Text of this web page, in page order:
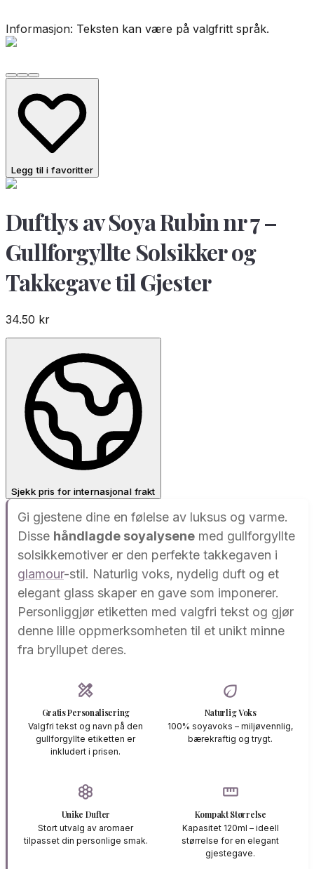
Informasjon: Teksten kan være på valgfritt språk.
Legg til i favoritter
Duftlys av Soya Rubin nr 7 –
Gullforgyllte Solsikker og
Takkegave til Gjester
34.50 kr
Sjekk pris for internasjonal frakt
Gi gjestene dine en følelse av luksus og varme.
Disse håndlagde soyalysene med gullforgyllte
solsikkemotiver er den perfekte takkegaven i
glamour-stil. Naturlig voks, nydelig duft og et
elegant glass skaper en gave som imponerer.
Personliggjør etiketten med valgfri tekst og gjør
denne lille oppmerksomheten til et unikt minne
fra bryllupet deres.
design_services
Gratis Personalisering
Valgfri tekst og navn på den
gullforgyllte etiketten er
inkludert i prisen.
eco
Naturlig Voks
100% soyavoks – miljøvennlig,
bærekraftig og trygt.
filter_vintage
Unike Dufter
Stort utvalg av aromaer
tilpasset din personlige smak.
straighten
Kompakt Størrelse
Kapasitet 120ml – ideell
størrelse for en elegant
gjestegave.